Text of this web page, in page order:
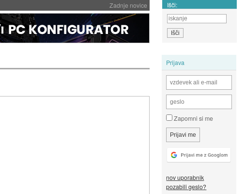
Zadnje novice Išči:
Prijava
Zapomni si me
nov uporabnik
pozabili geslo?